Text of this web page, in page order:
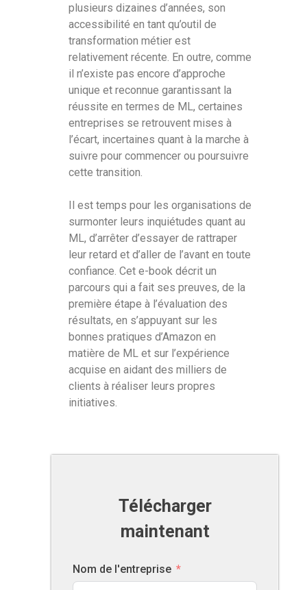
plusieurs dizaines d’années, son
accessibilité en tant qu’outil de
transformation métier est
relativement récente. En outre, comme
il n’existe pas encore d’approche
unique et reconnue garantissant la
réussite en termes de ML, certaines
entreprises se retrouvent mises à
l’écart, incertaines quant à la marche à
suivre pour commencer ou poursuivre
cette transition.
Il est temps pour les organisations de
surmonter leurs inquiétudes quant au
ML, d’arrêter d’essayer de rattraper
leur retard et d’aller de l’avant en toute
confiance. Cet e-book décrit un
parcours qui a fait ses preuves, de la
première étape à l’évaluation des
résultats, en s’appuyant sur les
bonnes pratiques d’Amazon en
matière de ML et sur l’expérience
acquise en aidant des milliers de
clients à réaliser leurs propres
initiatives.
Télécharger
maintenant
Nom de l'entreprise